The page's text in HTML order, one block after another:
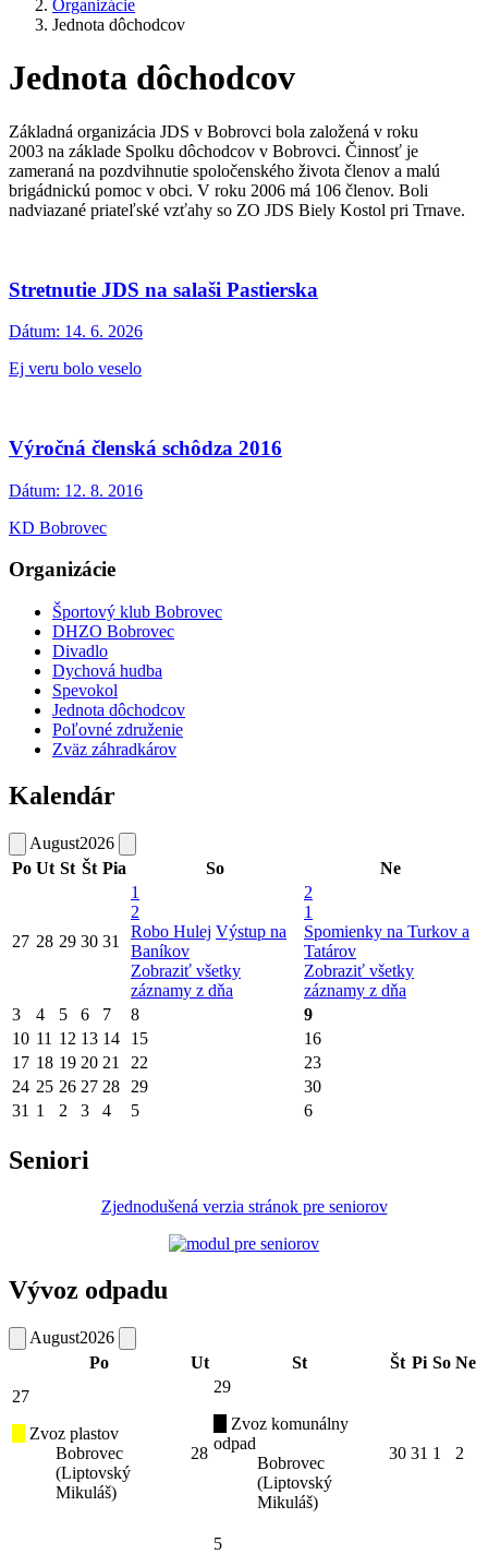
Organizácie
Jednota dôchodcov
Jednota dôchodcov
Základná organizácia JDS v Bobrovci bola založená v roku
2003 na základe Spolku dôchodcov v Bobrovci. Činnosť je
zameraná na pozdvihnutie spoločenského života členov a malú
brigádnickú pomoc v obci. V roku 2006 má 106 členov. Boli
nadviazané priateľské vzťahy so ZO JDS Biely Kostol pri Trnave.
Stretnutie JDS na salaši Pastierska
Dátum: 14. 6. 2026
Ej veru bolo veselo
Výročná členská schôdza 2016
Dátum: 12. 8. 2016
KD Bobrovec
Organizácie
Športový klub Bobrovec
DHZO Bobrovec
Divadlo
Dychová hudba
Spevokol
Jednota dôchodcov
Poľovné združenie
Zväz záhradkárov
Kalendár
August2026
Po Ut St Št Pia So Ne
27 28 29 30 31
1
2
Robo Hulej Výstup na
Baníkov
Zobraziť všetky
záznamy z dňa
2
1
Spomienky na Turkov a
Tatárov
Zobraziť všetky
záznamy z dňa
3
4 5 6 7 8
9
10 11 12 13 14 15
16
17 18 19 20 21 22
23
24 25 26 27 28 29
30
31 1 2 3 4 5 6
Seniori
Zjednodušená verzia stránok pre seniorov
Vývoz odpadu
August2026
Po
Ut St Št Pi So Ne
27
Zvoz plastov
Bobrovec
(Liptovský
Mikuláš)
28
29
Zvoz komunálny
odpad
Bobrovec
(Liptovský
Mikuláš)
30 31 1 2
5